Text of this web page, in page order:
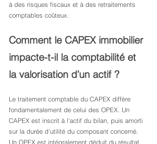
à des risques fiscaux et à des retraitements
comptables coûteux.
Comment le CAPEX immobilier
impacte-t-il la comptabilité et
la valorisation d’un actif ?
Le traitement comptable du CAPEX diffère
fondamentalement de celui des OPEX. Un
CAPEX est inscrit à l’actif du bilan, puis amorti
sur la durée d’utilité du composant concerné.
Un OPEX est intégralement déduit du résultat